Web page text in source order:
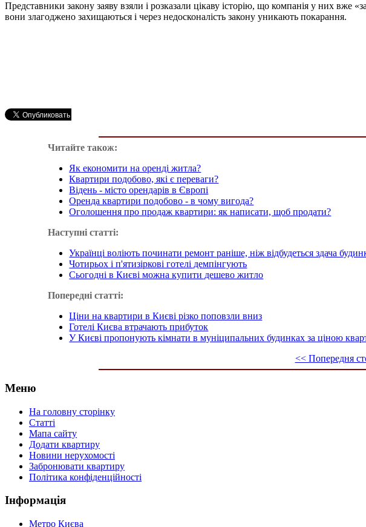
Представники закону заяву взяли і розказали цікаву історію, що компанія у них вже
вони злагоджено захищаються і через недосконалість закону уникають покарання.
Читайте також:
Як економити на оренді житла?
Квартири подобово, які є переваги?
Відень - місто орендарів в Європі
Оренда квартири подобово - в чому вигода?
Оголошення про продаж квартири: як написати, щоб продати?
Наступні статті:
Українці воліють починати ремонт раніше, ніж відбудеться здача
Чотирьох і п'ятизіркові готелі демпінгують
Сьогодні в Києві можна купити дешево житло
Попередні статті:
Ціни на квартири в Києві різко поповзли вниз
Готелі Києва втрачають прибуток
У Києві пропонують кімнати в муніципальних будинках за ціною
<< Попередня
Меню
На головну сторінку
Статті
Мапа сайту
Додати квартиру
Новини нерухомості
Забронювати квартиру
Політика конфіденційності
Інформація
Метро Києва